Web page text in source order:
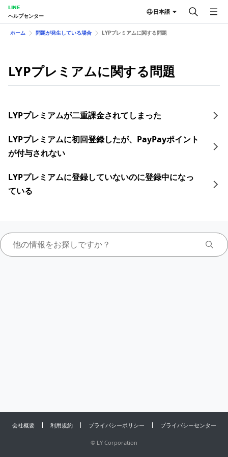
LINE
ヘルプセンター
日本語
ホーム 問題が発生している場合 LYPプレミアムに関する問題
LYPプレミアムに関する問題
LYPプレミアムが二重課金されてしまった
LYPプレミアムに初回登録したが、PayPayポイント
が付与されない
LYPプレミアムに登録していないのに登録中になっ
ている
会社概要 利用規約 プライバシーポリシー プライバシーセンター
© LY Corporation